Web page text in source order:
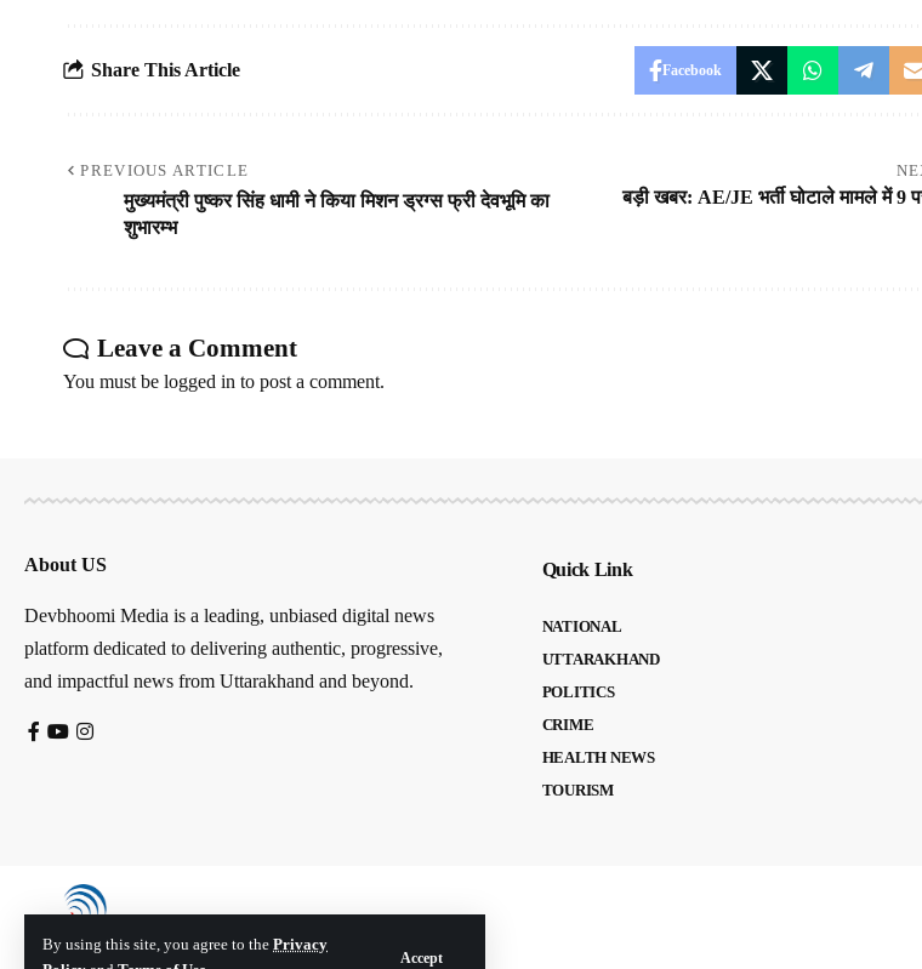
By using this site, you agree to the Privacy
Accept
Share This Article Facebook
PREVIOUS ARTICLE
मुख्यमंत्री पुष्कर सिंह धामी ने किया मिशन ड्रग्स फ्री देवभूमि का
शुभारम्भ
बड़ी खबर: AE/JE भर्ती घोटाले मामले में 9
Leave a Comment
You must be logged in to post a comment.
About US
Devbhoomi Media is a leading, unbiased digital news
platform dedicated to delivering authentic, progressive,
and impactful news from Uttarakhand and beyond.
Quick Link
NATIONAL
UTTARAKHAND
POLITICS
CRIME
HEALTH NEWS
TOURISM